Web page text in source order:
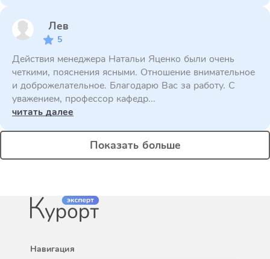
Лев
5
Действия менеджера Натальи Яценко были очень
четкими, пояснения ясными. Отношение внимательное
и доброжелательное. Благодарю Вас за работу. С
уважением, профессор кафедр...
читать далее
Показать больше
Навигация